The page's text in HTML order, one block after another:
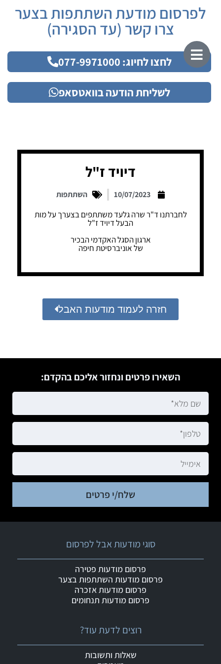
לפרסום מודעת השתתפות בצער
צרו קשר (עד הסגירה)
לחצו לחיוג: 077-9971000
לשליחת הודעה בוואטסאפ
דיויד ז"ל
10/07/2023 השתתפות
לחברתנו ד"ר שרה גלעד משתתפים בצערך על מות
הבעל דיויד ז"ל
ארגון הסגל האקדמי הבכיר
של אוניברסיטת חיפה
חזרה לעמוד מודעות האבל
השאירו פרטים ונחזור אליכם בהקדם:
שלח/י פרטים
רוצים לדעת עוד?
שאלות ותשובות
סוגי מודעות אבל לפרסום
פרסום מודעות פטירה
פרסום מודעות השתתפות בצער
פרסום מודעות אזכרה
פרסום מודעות תנחומים